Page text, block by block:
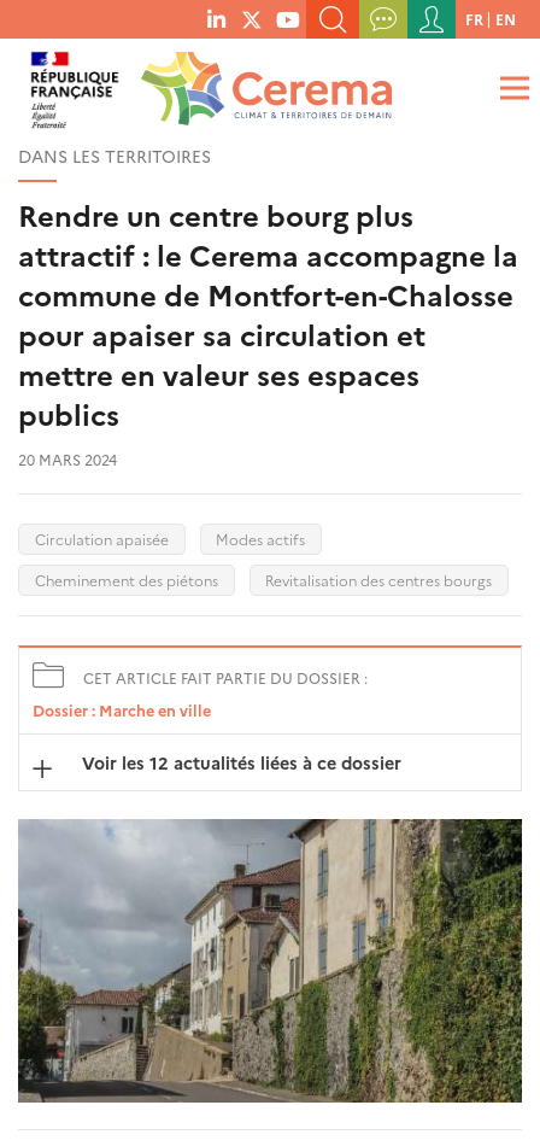
menu
social
links
RECHERCHER UN MOT-CLÉ, UNE PUBLICATION, ETC.
QUE RECHERCHEZ-VOUS ?
Menu
du
compte
de
FR EN
DANS LES TERRITOIRES
Rendre un centre bourg plus
attractif : le Cerema accompagne la
commune de Montfort-en-Chalosse
pour apaiser sa circulation et
mettre en valeur ses espaces
publics
20 MARS 2024
Circulation apaisée
Modes actifs
Cheminement des piétons
Revitalisation des centres bourgs
CET ARTICLE FAIT PARTIE DU DOSSIER :
Dossier : Marche en ville
Voir les 12 actualités liées à ce dossier